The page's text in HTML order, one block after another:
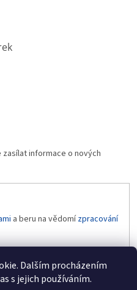
Dalším procházením
s jejich používáním.
zasílat informace o nových
a beru na vědomízpracování